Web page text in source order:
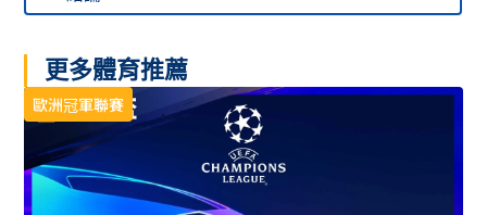
更多體育推薦
歐洲冠軍聯賽